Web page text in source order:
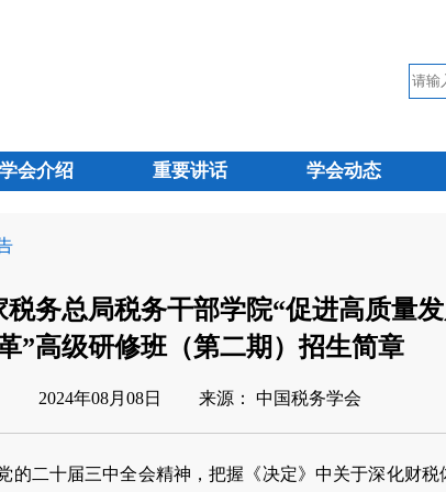
学会介绍 重要讲话 学会动态
务总局税务干部学院“促进高质量
”高级研修班（第二期）招生简章
2024年08月08日 来源： 中国税务学会
二十届三中全会精神，把握《决定》中关于深化财税